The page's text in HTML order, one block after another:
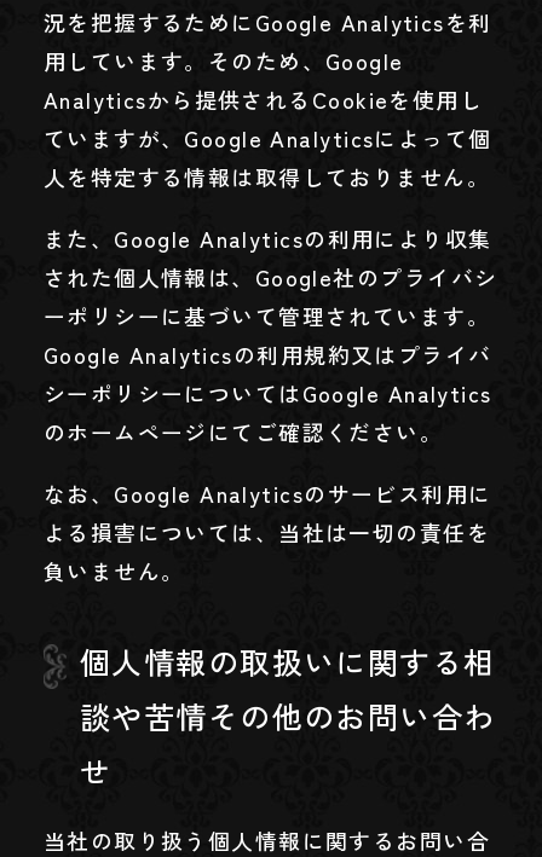
況を把握するためにGoogle Analyticsを利
用しています。そのため、Google
Analyticsから提供されるCookieを使用し
ていますが、Google Analyticsによって個
人を特定する情報は取得しておりません。
また、Google Analyticsの利用により収集
された個人情報は、Google社のプライバシ
ーポリシーに基づいて管理されています。
Google Analyticsの利用規約又はプライバ
シーポリシーについてはGoogle Analytics
のホームページにてご確認ください。
なお、Google Analyticsのサービス利用に
よる損害については、当社は一切の責任を
負いません。
個人情報の取扱いに関する相
談や苦情その他のお問い合わ
せ
当社の取り扱う個人情報に関するお問い合